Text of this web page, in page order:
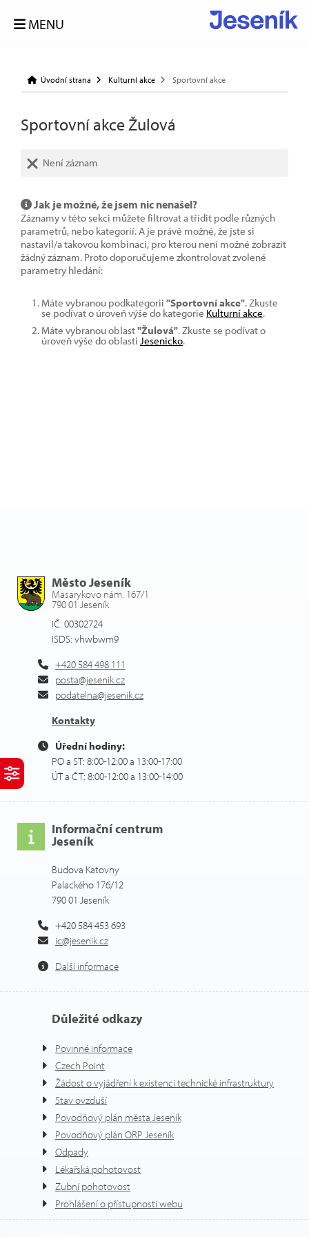
MENU
Úvodní strana Kulturní akce Sportovní akce
Sportovní akce Žulová
Není záznam
Jak je možné, že jsem nic nenašel?
Záznamy v této sekci můžete filtrovat a třídit podle různých
parametrů, nebo kategorií. A je právě možné, že jste si
nastavil/a takovou kombinaci, pro kterou není možné zobrazit
žádný záznam. Proto doporučujeme zkontrolovat zvolené
parametry hledání:
Máte vybranou podkategorii "Sportovní akce". Zkuste
se podívat o úroveň výše do kategorie Kulturní akce.
Máte vybranou oblast"Žulová". Zkuste se podívat o
úroveň výše do oblasti Jesenicko.
Město Jeseník
Masarykovo nám. 167/1
790 01 Jeseník
IČ: 00302724
ISDS: vhwbwm9
+420 584 498 111
posta@jesenik.cz
podatelna@jesenik.cz
Kontakty
Úřední hodiny:
PO a ST: 8:00-12:00 a 13:00-17:00
ÚT a ČT: 8:00-12:00 a 13:00-14:00
Informační centrum
Jeseník
Budova Katovny
Palackého 176/12
790 01 Jeseník
+420 584 453 693
ic@jesenik.cz
Další informace
Důležité odkazy
Povinné informace
Czech Point
Žádost o vyjádření k existenci technické infrastruktury
Stav ovzduší
Povodňový plán města Jeseník
Povodňový plán ORP Jeseník
Odpady
Lékařská pohotovost
Zubní pohotovost
Prohlášení o přístupnosti webu